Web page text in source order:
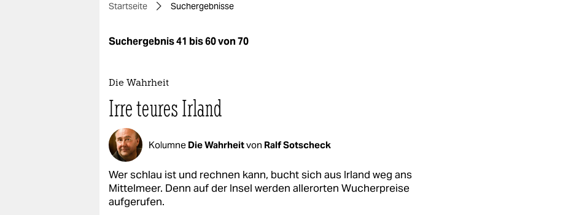
themen
politik
gesellschaft
kultur
sport
berlin
nord
Startseite Suchergebnisse
Suchergebnis 41 bis 60 von 70
Die Wahrheit
Irre teures Irland
Kolumne Die Wahrheitvon Ralf Sotscheck
Wer schlau ist und rechnen kann, bucht sich aus Irland weg ans
Mittelmeer. Denn auf der Insel werden allerorten Wucherpreise
aufgerufen.